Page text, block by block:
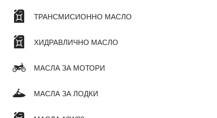
ТРАНСМИСИОННО МАСЛО
ХИДРАВЛИЧНО МАСЛО
МАСЛА ЗА МОТОРИ
МАСЛА ЗА ЛОДКИ